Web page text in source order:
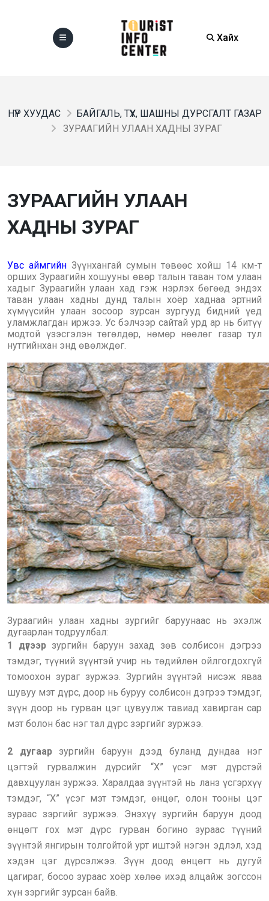
Хайх
НҮҮР ХУУДАС
БАЙГАЛЬ, ТҮҮХ, ШАШНЫ ДУРСГАЛТ ГАЗАР
ЗУРААГИЙН УЛААН ХАДНЫ ЗУРАГ
ЗУРААГИЙН УЛААН
ХАДНЫ ЗУРАГ
Увс аймгийн Зүүнхангай сумын төвөөс хойш 14 км-т
орших Зураагийн хошууны өвөр талын таван том улаан
хадыг Зураагийн улаан хад гэж нэрлэх бөгөөд эндэх
таван улаан хадны дунд талын хоёр хаднаа эртний
хүмүүсийн улаан зосоор зурсан зургууд бидний үед
уламжлагдан иржээ. Ус бэлчээр сайтай урд ар нь битүү
модтой үзэсгэлэн төгөлдөр, нөмөр нөөлөг газар тул
нутгийнхан энд өвөлждөг.
Зураагийн улаан хадны зургийг баруунаас нь эхэлж
дугаарлан тодруулбал:
1 дүгээрзургийн баруун захад зөв солбисон дэгрээ
тэмдэг, түүний зүүнтэй учир нь төдийлөн ойлгогдохгүй
томоохон зураг зуржээ. Зургийн зүүнтэй нисэж яваа
шувуу мэт дүрс, доор нь буруу солбисон дэгрээ тэмдэг,
зүүн доор нь гурван цэг цувуулж тавиад хавирган сар
мэт болон бас нэг тал дүрс зэргийг зуржээ.
2 дугаарзургийн баруун дээд буланд дундаа нэг
цэгтэй гурвалжин дүрсийг “Х” үсэг мэт дүрстэй
давхцуулан зуржээ. Харалдаа зүүнтэй нь ланз үсгэрхүү
тэмдэг, “Х” үсэг мэт тэмдэг, өнцөг, олон тооны цэг
зураас зэргийг зуржээ. Энэхүү зургийн баруун доод
өнцөгт гох мэт дүрс гурван богино зураас түүний
зүүнтэй янгирын толгойтой урт иштэй нэгэн эдлэл, хэд
хэдэн цэг дүрсэлжээ. Зүүн доод өнцөгт нь дугуй
цагираг, босоо зураас хоёр хөлөө ихэд алцайж зогссон
хүн зэргийг зурсан байв.